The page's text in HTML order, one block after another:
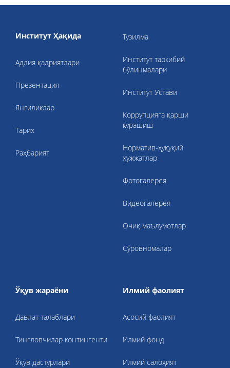
Институт Ҳақида
Адлия қадриятлари
Презентация
Янгиликлар
Тарих
Раҳбарият
Тузилма
Институт таркибий
бўлинмалари
Институт Устави
Коррупцияга қарши
курашиш
Норматив-ҳуқуқий
ҳужжатлар
Фотогалерея
Видеогалерея
Очиқ маълумотлар
Сўровномалар
Ўқув жараёни
Давлат талаблари
Тингловчилар контингенти
Ўқув дастурлари
Илмий фаолият
Асосий фаолият
Илмий фонд
Илмий салоҳият